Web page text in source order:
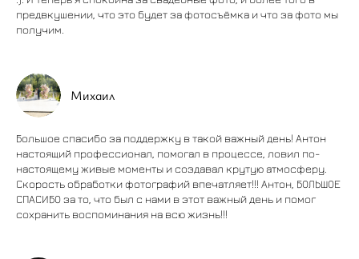
предвкушении, что это будет за фотосъёмка и что за фото мы
получим.
Михаил
Большое спасибо за поддержку в такой важный день! Антон
настоящий профессионал, помогал в процессе, ловил по-
настоящему живые моменты и создавал крутую атмосферу.
Скорость обработки фотографий впечатляет!!! Антон, БОЛЬШОЕ
СПАСИБО за то, что был с нами в этот важный день и помог
сохранить воспоминания на всю жизнь!!!